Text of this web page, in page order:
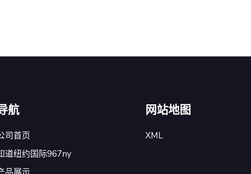
航
司首页
道纽约国际967ny
网站地图
XML